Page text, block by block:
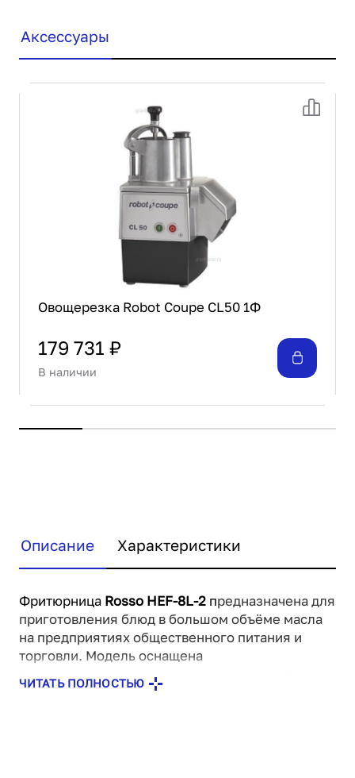
Аксессуары
Овощерезка Robot Coupe CL50 1Ф
179 731 ₽
В наличии
Описание Характеристики
Фритюрница Rosso HEF-8L-2предназначена для
приготовления блюд в большом объёме масла
на предприятиях общественного питания и
торговли. Модель оснащена
термоорегуляторами и индикаторами питания и
нагрева. Корпус выполнен из нержавеющей
ЧИТАТЬ ПОЛНОСТЬЮ